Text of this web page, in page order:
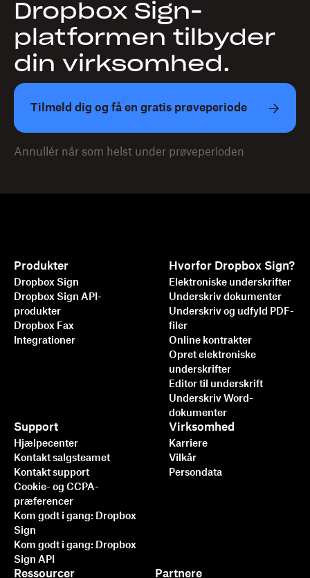
Dropbox Sign-
platformen tilbyder
din virksomhed.
Tilmeld dig og få en gratis prøveperiode
Annullér når som helst under prøveperioden
Produkter
Dropbox Sign
Dropbox Sign API-
produkter
Dropbox Fax
Integrationer
Hvorfor Dropbox Sign?
Elektroniske underskrifter
Underskriv dokumenter
Underskriv og udfyld PDF-
filer
Online kontrakter
Opret elektroniske
underskrifter
Editor til underskrift
Underskriv Word-
dokumenter
Support
Hjælpecenter
Kontakt salgsteamet
Kontakt support
Cookie- og CCPA-
præferencer
Kom godt i gang: Dropbox
Sign
Kom godt i gang: Dropbox
Sign API
Ressourcer Partnere
Virksomhed
Karriere
Vilkår
Persondata